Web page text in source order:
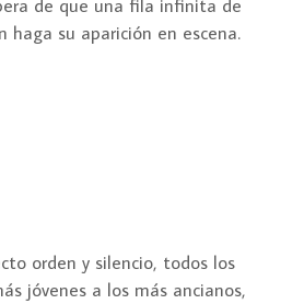
de que una fila infinita de
haga su aparición en escena.
orden y silencio, todos los
jóvenes a los más ancianos,